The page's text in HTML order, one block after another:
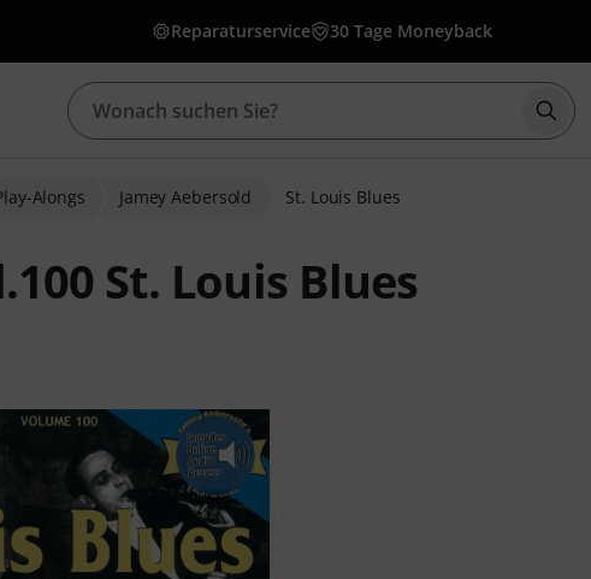
Reparaturservice 30 Tage Moneyback
Alongs Jamey Aebersold St. Louis Blues
St. Louis Blues